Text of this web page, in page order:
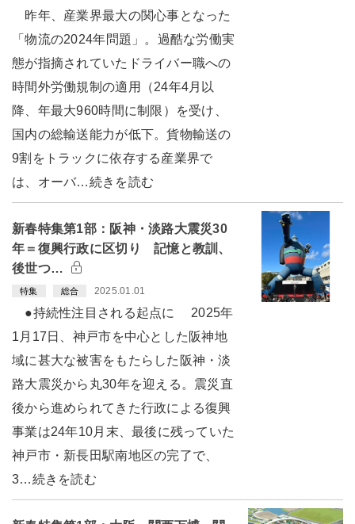
昨年、産業界最大の関心事となった
「物流の2024年問題」。過酷な労働実
態が指摘されていたドライバー職への
時間外労働規制の適用（24年4月以
降、年最大960時間に制限）を受け、
国内の総輸送能力が低下。貨物輸送の
9割をトラックに依存する産業界で
は、オーバ…続きを読む
新春特集第1部：阪神・淡路大震災30
年＝復興行政に区切り 記憶と教訓、
後世つ…
特集 総合 2025.01.01
●持続性注目される起点に 2025年
1月17日、神戸市を中心とした阪神地
域に甚大な被害をもたらした阪神・淡
路大震災から丸30年を迎える。震災直
後から進められてきた行政による復興
事業は24年10月末、最後に残っていた
神戸市・新長田駅南地区の完了で、
3…続きを読む